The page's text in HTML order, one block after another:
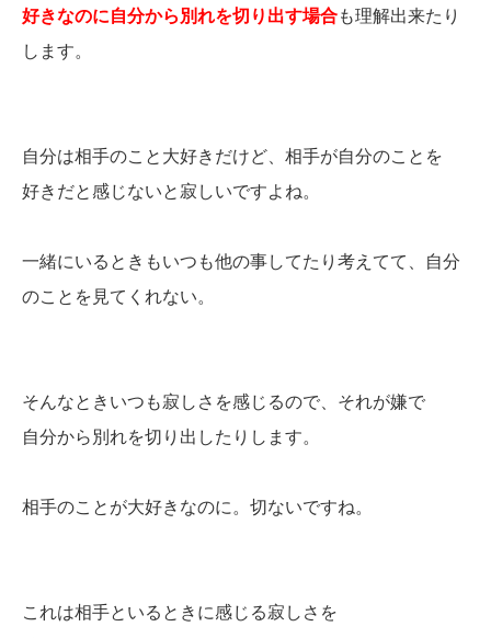
好きなのに自分から別れを切り出す場合も理解出来たり
します。
自分は相手のこと大好きだけど、相手が自分のことを
好きだと感じないと寂しいですよね。
一緒にいるときもいつも他の事してたり考えてて、自分
のことを見てくれない。
そんなときいつも寂しさを感じるので、それが嫌で
自分から別れを切り出したりします。
相手のことが大好きなのに。切ないですね。
これは相手といるときに感じる寂しさを